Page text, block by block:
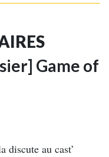
Game of
discute au cast’